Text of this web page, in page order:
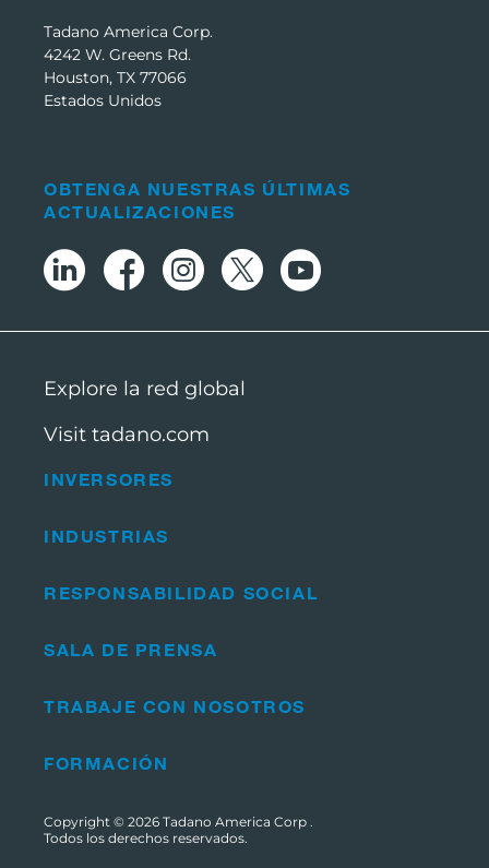
Tadano America Corp.
4242 W. Greens Rd.
Houston, TX 77066
Estados Unidos
INVERSORES
INDUSTRIAS
RESPONSABILIDAD SOCIAL
SALA DE PRENSA
TRABAJE CON NOSOTROS
FORMACIÓN
OBTENGA NUESTRAS ÚLTIMAS
ACTUALIZACIONES
Explore la red global
Visit tadano.com
Copyright © 2026 Tadano America Corp .
Todos los derechos reservados.